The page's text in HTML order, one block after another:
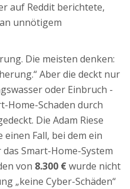
auf Reddit berichtete,
an unnötigem
Die meisten denken:
Aber die deckt nur
oder Einbruch -
Home-Schaden durch
Die Adam Riese
Fall, bei dem ein
Smart-Home-System
von 8.300 €wurde nicht
„keine Cyber-Schäden“